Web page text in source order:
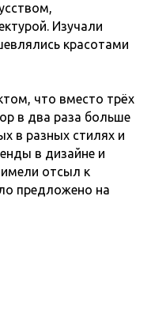
Изучали
красотами
что вместо трёх
в два раза больше
в разных стилях и
в дизайне и
отсыл к
предложено на